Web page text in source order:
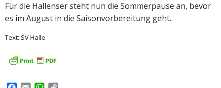
Für die Hallenser steht nun die Sommerpause an, bevor
es im August in die Saisonvorbereitung geht.
Text: SV Halle